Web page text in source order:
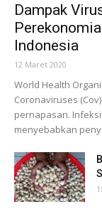
Dampak
Indonesia
12 Maret 2020
World Health
Coronaviruses
pernapasan. Infeksi
menyebabkan